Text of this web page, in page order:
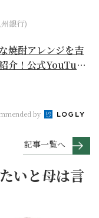
銀行)
焼酎アレンジを吉
介！公式YouTube
by
記事一覧へ
いと母は言